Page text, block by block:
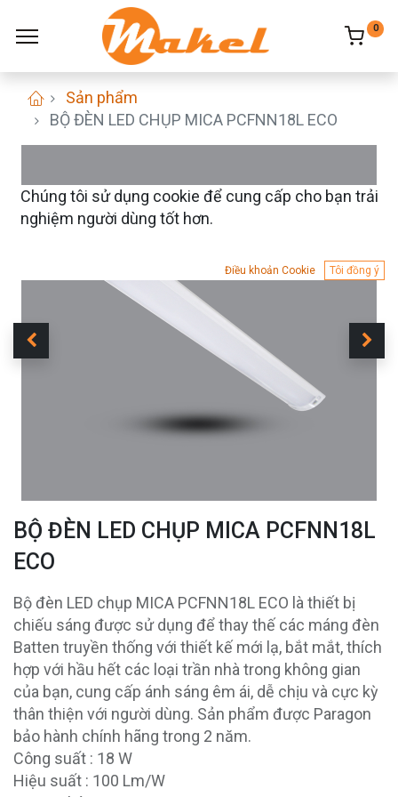
0
Sản phẩm
BỘ ĐÈN LED CHỤP MICA PCFNN18L ECO
BỘ ĐÈN LED CHỤP MICA PCFNN18L
ECO
Bộ đèn LED chụp MICA PCFNN18L ECO là thiết bị
chiếu sáng được sử dụng để thay thế các máng đèn
Batten truyền thống với thiết kế mới lạ, bắt mắt, thích
hợp với hầu hết các loại trần nhà trong không gian
của bạn, cung cấp ánh sáng êm ái, dễ chịu và cực kỳ
thân thiện với người dùng. Sản phẩm được Paragon
bảo hành chính hãng trong 2 năm.
Công suất : 18 W
Hiệu suất : 100 Lm/W
Chúng tôi sử dụng cookie để cung cấp cho bạn trải
nghiệm người dùng tốt hơn.
Điều khoản Cookie Tôi đồng ý